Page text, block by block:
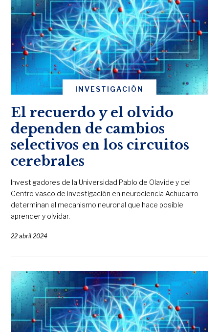
INVESTIGACIÓN
El recuerdo y el olvido
dependen de cambios
selectivos en los circuitos
cerebrales
Investigadores de la Universidad Pablo de Olavide y del
Centro vasco de investigación en neurociencia Achucarro
determinan el mecanismo neuronal que hace posible
aprender y olvidar.
22 abril 2024